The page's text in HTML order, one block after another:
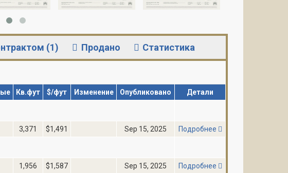
(1) Продано Статистика
Кв.фут $/фут Изменение Опубликовано Детали
3,371 $1,491 Sep 15, 2025 Подробнее
1,956 $1,587 Sep 15, 2025 Подробнее